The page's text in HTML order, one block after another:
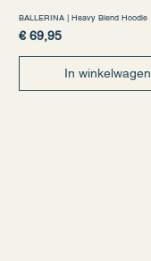
BALLERINA | Heavy Blend Hoodie
Prijs
€ 69,95
In winkelwagen